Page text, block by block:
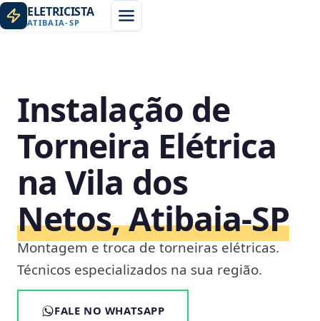
ELETRICISTA
ATIBAIA-SP
Instalação de
Torneira Elétrica
na Vila dos
Netos, Atibaia‑SP
Montagem e troca de torneiras elétricas.
Técnicos especializados na sua região.
FALE NO WHATSAPP